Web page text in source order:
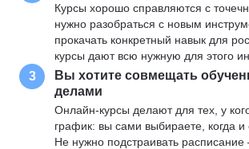
Курсы хорошо справляются с
нужно разобраться с новым
прокачать конкретный навык для
курсы дают всю нужную для этого
3
Вы хотите совмещать
делами
Онлайн-курсы делают для тех, у
график: вы сами выбираете, когда и
Не нужно подстраивать